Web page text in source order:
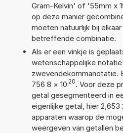
Gram-Kelvin' of '55mm x
op deze manier
moeten natuurlijk bij
betreffende combinatie.
Als er een vinkje is
wetenschappelijke
zwevendekommanotatie.
756 8 × 10 20. Voor deze
getal gesegmenteerd in
eigenlijke getal, hier
apparaten waarop de
weergeven van getallen